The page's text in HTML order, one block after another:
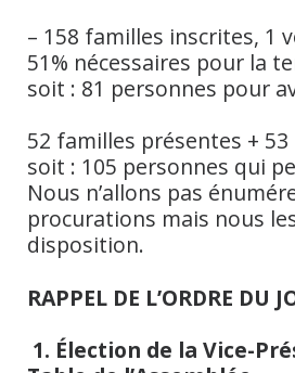
– 158 familles inscrites, 1
51% nécessaires pour la
soit : 81 personnes pour
52 familles présentes +
soit : 105 personnes qui
Nous n’allons pas
procurations mais nous
disposition.
RAPPEL DE L’ORDRE DU
1. Élection de la Vice-